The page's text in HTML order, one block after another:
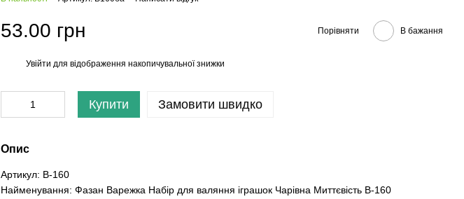
53.00 грн Порівняти В бажання
Увійти для відображення накопичувальної знижки
Купити Замовити швидко
Опис
Артикул: В-160
Найменування: Фазан Варежка Набір для валяння іграшок Чарівна Миттєвість В-160